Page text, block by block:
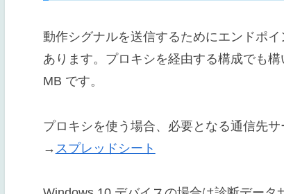
動作シグナルを送信するためにエンドポ
あります。プロキシを経由する構成でも
MB です。
プロキシを使う場合、必要となる通信先
→ スプレッドシート